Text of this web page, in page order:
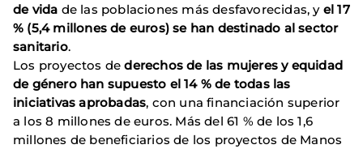
de vida de las poblaciones más desfavorecidas, y el 17
% (5,4 millones de euros) se han destinado al sector
sanitario.
Los proyectos dederechos de las mujeres y equidad
de género han supuesto el 14 % de todas las
iniciativas aprobadas, con una financiación superior
a los 8 millones de euros. Más del 61 % de los 1,6
millones de beneficiarios de los proyectos de Manos